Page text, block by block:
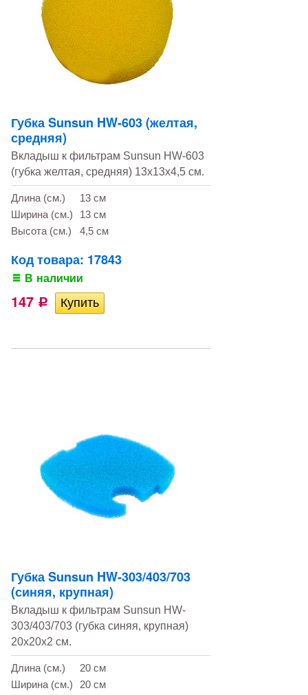
Губка Sunsun HW-603 (желтая,
средняя)
Вкладыш к фильтрам Sunsun HW-603
(губка желтая, средняя) 13х13х4,5 см.
Длина (см.)
13 см
Ширина (см.)
13 см
Высота (см.)
4,5 см
Код товара: 17843
В наличии
147 Р
Губка Sunsun HW-303/403/703
(синяя, крупная)
Вкладыш к фильтрам Sunsun HW-
303/403/703 (губка синяя, крупная)
20х20х2 см.
Длина (см.)
20 см
Ширина (см.)
20 см